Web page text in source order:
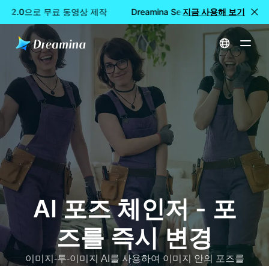
2.0으로 무료 동영상 제작 Dreamina Seedance 2.0으로 무료
지금 사용해 보기
홈 도구 AI 포즈 체인저 - 즉시 포즈 변경
AI 포즈 체인저 - 포
즈를 즉시 변경
이미지-투-이미지 AI를 사용하여 이미지 안의 포즈를